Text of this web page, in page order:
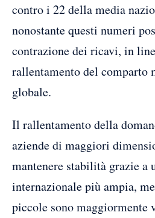
contro i 22 della media
nonostante questi numeri
contrazione dei ricavi, in
rallentamento del comparto
globale.
Il rallentamento della
aziende di maggiori
mantenere stabilità grazie a
internazionale più ampia,
piccole sono maggiormente